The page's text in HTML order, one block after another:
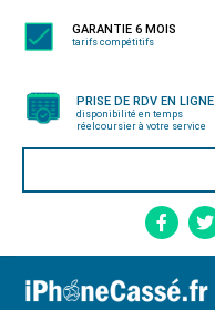
GARANTIE 6 MOIS
tarifs compétitifs
PRISE DE RDV EN LIGNE
disponibilité en temps
réelcoursier à votre service